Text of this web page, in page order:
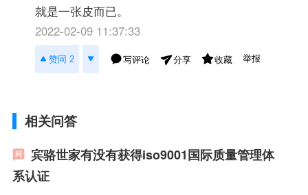
就是一张皮而已。
2022-02-09 11:37:33
赞同 2 写评论 分享 收藏 举报
相关问答
宾骆世家有没有获得iso9001国际质量管理体
系认证